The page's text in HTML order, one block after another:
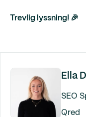
Trevlig lyssning! 🎉
Ella
SEO
Qred